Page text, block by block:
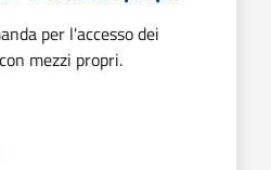
per l'accesso dei
mezzi propri.